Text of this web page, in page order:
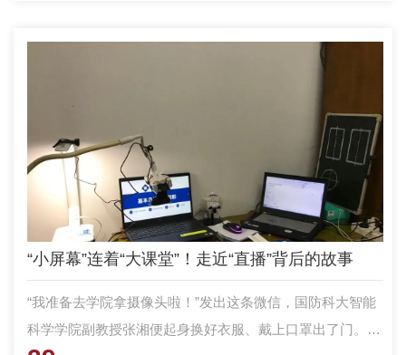
“小屏幕”连着“大课堂”！走近“直播”背后的故事
“我准备去学院拿摄像头啦！”发出这条微信，国防科大智能
科学学院副教授张湘便起身换好衣服、戴上口罩出了门。这